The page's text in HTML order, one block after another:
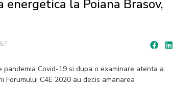
la Poiana Brasov,
Covid-19 si dupa o examinare atenta a
Forumului C4E 2020 au decis amanarea